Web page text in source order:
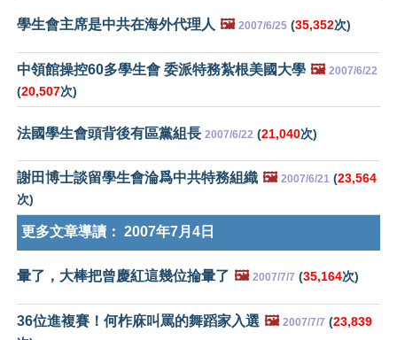
學生會主席是中共在海外代理人 🖼️ 2007/6/25 (35,352次)
中領館操控60多學生會 委派特務紮根美國大學 🖼️ 2007/6/22
(20,507次)
法國學生會頭背後有區黨組長 2007/6/22 (21,040次)
謝田博士談留學生會淪爲中共特務組織 🖼️ 2007/6/21 (23,564
次)
更多文章導讀： 2007年7月4日
暈了，大棒把曾慶紅這幾位掄暈了 🖼️ 2007/7/7 (35,164次)
36位進複賽！何柞庥叫罵的舞蹈家入選 🖼️ 2007/7/7 (23,839